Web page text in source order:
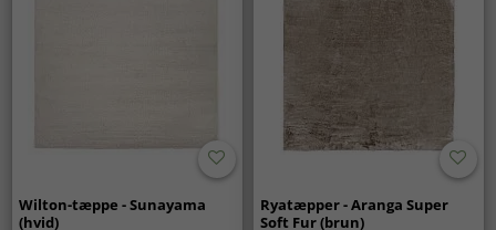
Wilton-tæppe - Sunayama
(hvid)
Ryatæpper - Aranga Super
Soft Fur (brun)